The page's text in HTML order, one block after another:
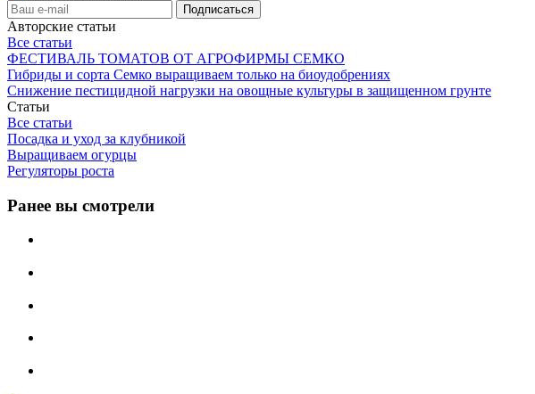
Авторские статьи
Все статьи
ФЕСТИВАЛЬ ТОМАТОВ ОТ АГРОФИРМЫ СЕМКО
Гибриды и сорта Семко выращиваем только на биоудобрениях
Снижение пестицидной нагрузки на овощные культуры в защищенном грунте
Статьи
Все статьи
Посадка и уход за клубникой
Выращиваем огурцы
Регуляторы роста
Ранее вы смотрели